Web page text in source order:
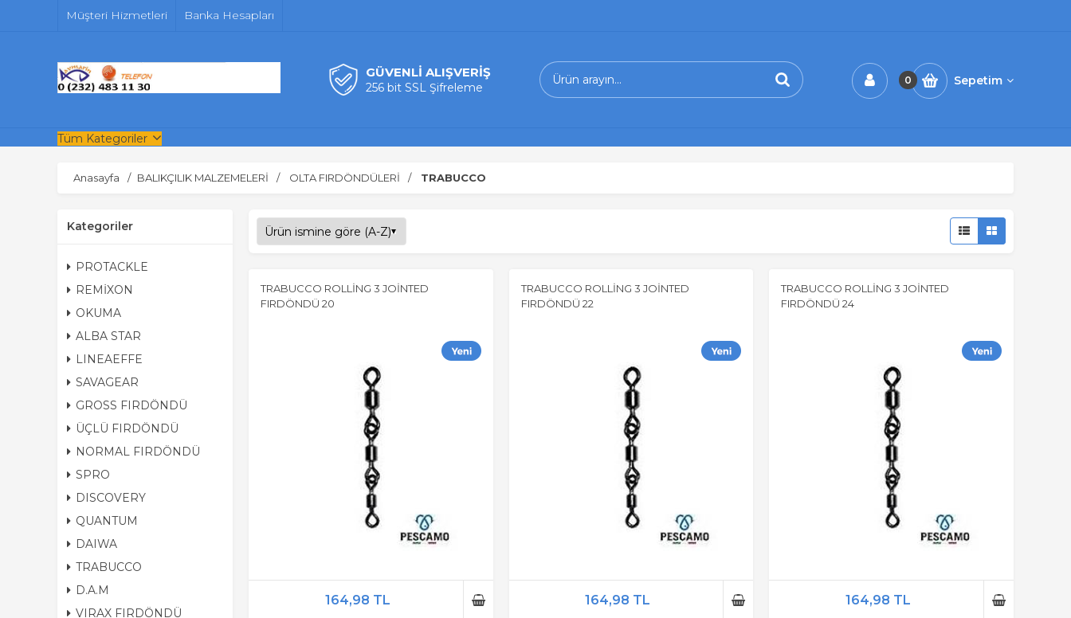
Müşteri Hizmetleri Banka Hesapları
GÜVENLİ ALIŞVERİŞ
256 bit SSL Şifreleme
0 Sepetim
Tüm Kategoriler
Anasayfa BALIKÇILIK MALZEMELERİ OLTA FIRDÖNDÜLERİ TRABUCCO
Kategoriler
PROTACKLE
REMİXON
OKUMA
ALBA STAR
LINEAEFFE
SAVAGEAR
GROSS FIRDÖNDÜ
ÜÇLÜ FIRDÖNDÜ
NORMAL FIRDÖNDÜ
SPRO
DISCOVERY
QUANTUM
DAIWA
TRABUCCO
D.A.M
VIRAX FIRDÖNDÜ
TRABUCCO ROLLİNG 3 JOİNTED
FIRDÖNDÜ 20
164,98 TL
TRABUCCO ROLLİNG 3 JOİNTED
FIRDÖNDÜ 22
164,98 TL
TRABUCCO ROLLİNG 3 JOİNTED
FIRDÖNDÜ 24
164,98 TL